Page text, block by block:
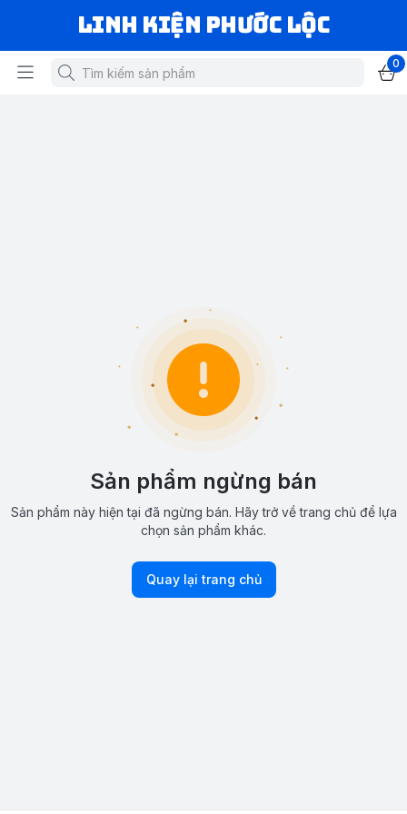
LINH KIỆN PHƯỚC LỘC
0
Sản phẩm ngừng bán
Sản phẩm này hiện tại đã ngừng bán. Hãy trở về trang chủ để lựa
chọn sản phẩm khác.
Quay lại trang chủ